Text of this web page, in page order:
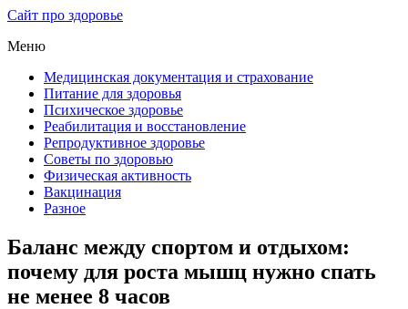
Сайт про здоровье
Меню
Медицинская документация и страхование
Питание для здоровья
Психическое здоровье
Реабилитация и восстановление
Репродуктивное здоровье
Советы по здоровью
Физическая активность
Вакцинация
Разное
Баланс между спортом и отдыхом:
почему для роста мышц нужно спать
не менее 8 часов